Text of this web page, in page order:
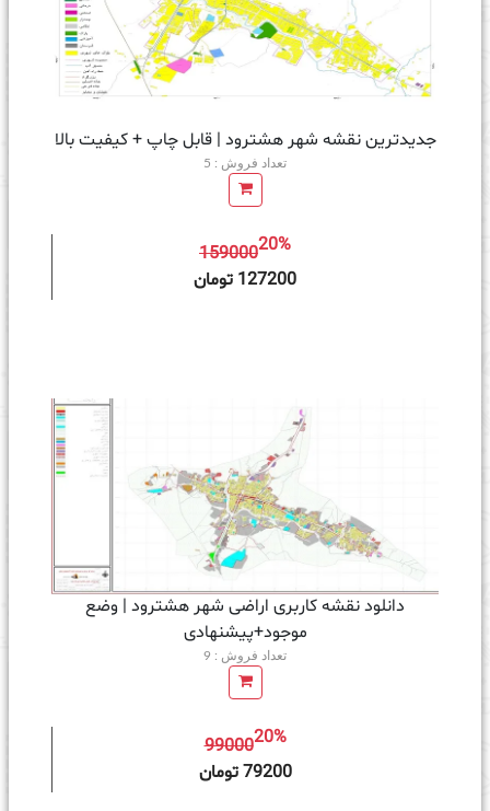
جدیدترین نقشه شهر هشترود | قابل چاپ + کیفیت بالا
تعداد فروش : 5
15900020%
127200 تومان
دانلود نقشه کاربری اراضی شهر هشترود | وضع
موجود+پیشنهادی
تعداد فروش : 9
9900020%
79200 تومان